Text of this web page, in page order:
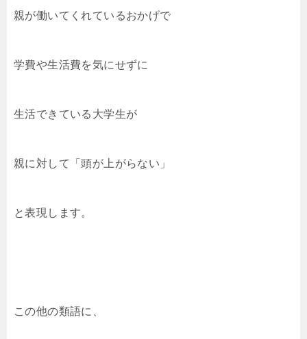
親が働いてくれているおかげで
学費や生活費を気にせずに
生活できている大学生が
親に対して「頭が上がらない」
と表現します。
この他の類語に、